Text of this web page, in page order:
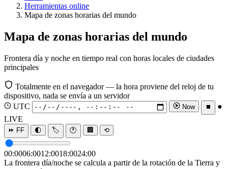
Herramientas online
Mapa de zonas horarias del mundo
Mapa de zonas horarias del mundo
Frontera día y noche en tiempo real con horas locales de ciudades
principales
Totalmente en el navegador — la hora proviene del reloj de tu
dispositivo, nada se envía a un servidor
UTC
Now ⏹
●
LIVE
⏩ FF 🌓 🏷️ 🕐 🏢 ⟲
00:0006:0012:0018:0024:00
La frontera día/noche se calcula a partir de la rotación de la Tierra y